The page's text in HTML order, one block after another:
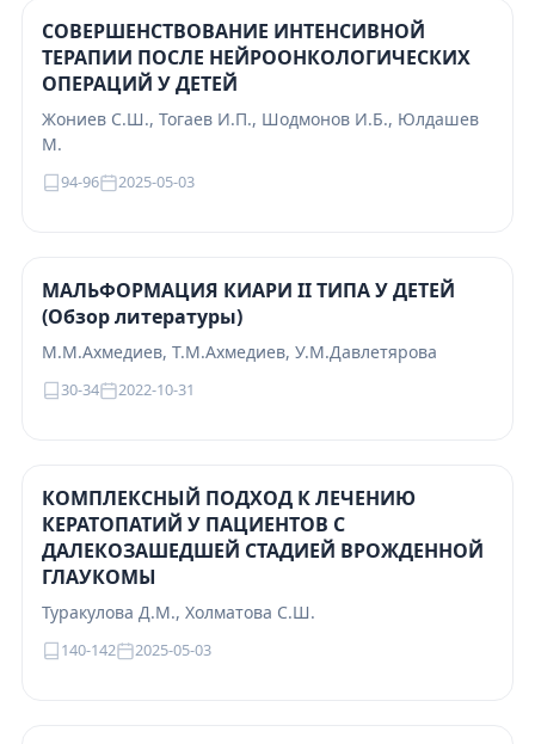
СОВЕРШЕНСТВОВАНИЕ ИНТЕНСИВНОЙ
ТЕРАПИИ ПОСЛЕ НЕЙРООНКОЛОГИЧЕСКИХ
ОПЕРАЦИЙ У ДЕТЕЙ
Жониев С.Ш., Тогаев И.П., Шодмонов И.Б., Юлдашев
М.
94-96 2025-05-03
МАЛЬФОРМАЦИЯ КИАРИ II ТИПА У ДЕТЕЙ
(Обзор литературы)
М.М.Ахмедиев, Т.М.Ахмедиев, У.М.Давлетярова
30-34 2022-10-31
КОМПЛЕКСНЫЙ ПОДХОД К ЛЕЧЕНИЮ
КЕРАТОПАТИЙ У ПАЦИЕНТОВ С
ДАЛЕКОЗАШЕДШЕЙ СТАДИЕЙ ВРОЖДЕННОЙ
ГЛАУКОМЫ
Туракулова Д.М., Холматова С.Ш.
140-142 2025-05-03